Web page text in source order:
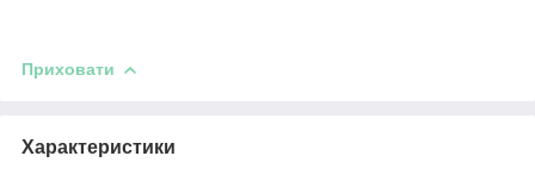
Приховати
Характеристики